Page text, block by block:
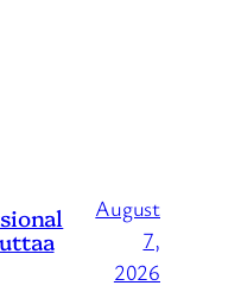
August
7,
2026